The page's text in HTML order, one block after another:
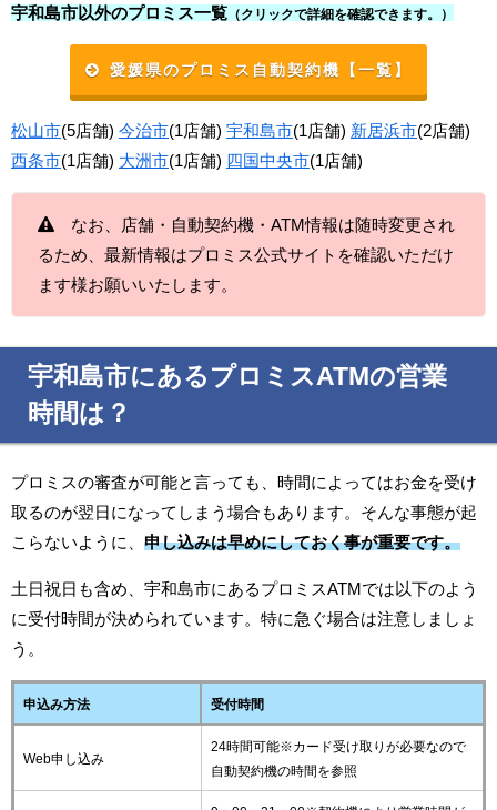
宇和島市以外のプロミス一覧 （クリックで詳細を確認できます。）
愛媛県のプロミス自動契約機【一覧】
松山市(5店舗) 今治市(1店舗) 宇和島市(1店舗) 新居浜市(2店舗)
西条市(1店舗) 大洲市(1店舗) 四国中央市(1店舗)
なお、店舗・自動契約機・ATM情報は随時変更され
るため、最新情報はプロミス公式サイトを確認いただけ
ます様お願いいたします。
宇和島市にあるプロミスATMの営業
時間は？
プロミスの審査が可能と言っても、時間によってはお金を受け
取るのが翌日になってしまう場合もあります。そんな事態が起
こらないように、 申し込みは早めにしておく事が重要です。
土日祝日も含め、宇和島市にあるプロミスATMでは以下のよう
に受付時間が決められています。特に急ぐ場合は注意しましょ
う。
申込み方法 受付時間
Web申し込み
24時間可能※カード受け取りが必要なので
自動契約機の時間を参照